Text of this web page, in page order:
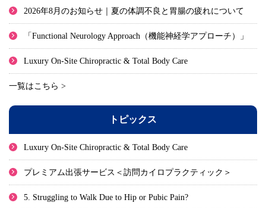
2026年8月のお知らせ｜夏の体調不良と胃腸の疲れについて
「Functional Neurology Approach（機能神経学アプローチ）」
Luxury On-Site Chiropractic & Total Body Care
一覧はこちら >
トピックス
Luxury On-Site Chiropractic & Total Body Care
プレミアム出張サービス＜訪問カイロプラクティック＞
5. Struggling to Walk Due to Hip or Pubic Pain?